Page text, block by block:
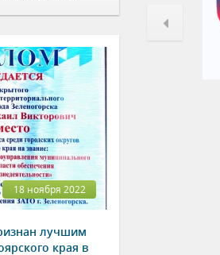
18 ноября 2022
лучшим
края в